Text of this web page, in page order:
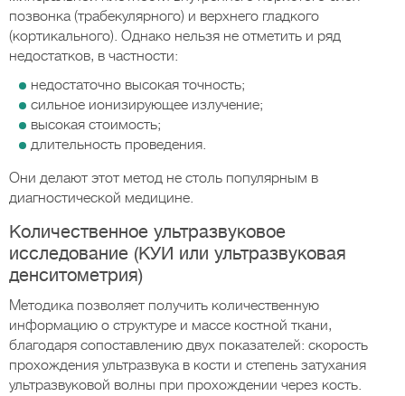
позвонка (трабекулярного) и верхнего гладкого
(кортикального). Однако нельзя не отметить и ряд
недостатков, в частности:
недостаточно высокая точность;
сильное ионизирующее излучение;
высокая стоимость;
длительность проведения.
Они делают этот метод не столь популярным в
диагностической медицине.
Количественное ультразвуковое
исследование (КУИ или ультразвуковая
денситометрия)
Методика позволяет получить количественную
информацию о структуре и массе костной ткани,
благодаря сопоставлению двух показателей: скорость
прохождения ультразвука в кости и степень затухания
ультразвуковой волны при прохождении через кость.